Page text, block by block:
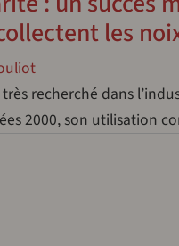
les
recherché dans
2000, son utilisation